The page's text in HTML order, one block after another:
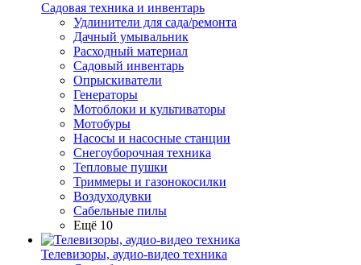
Садовая техника и инвентарь
Удлинители для сада/ремонта
Дачный умывальник
Расходный материал
Садовый инвентарь
Опрыскиватели
Генераторы
Мотоблоки и культиваторы
Мотобуры
Насосы и насосные станции
Снегоуборочная техника
Тепловые пушки
Триммеры и газонокосилки
Воздуходувки
Сабельные пилы
Ещё 10
Телевизоры, аудио-видео техника